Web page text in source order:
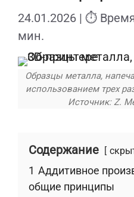
24.01.2026 | ⏱
мин.
Образцы металла,
использованием трех
Источник: Z.
Содержание
1 Аддитивное
общие принципы